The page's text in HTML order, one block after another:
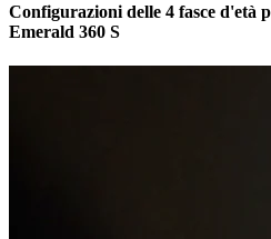
Configurazioni delle 4 fasce d'età
Emerald 360 S